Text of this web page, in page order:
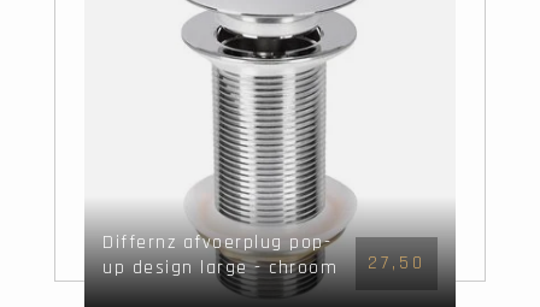
Differnz afvoerplug pop-
up design large - chroom
- Mix&Match
27,50